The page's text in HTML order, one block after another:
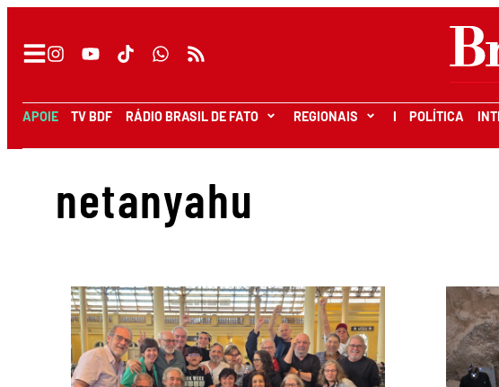
APOIE TV BDF RÁDIO BRASIL DE FATO REGIONAIS I POLÍTICA
netanyahu